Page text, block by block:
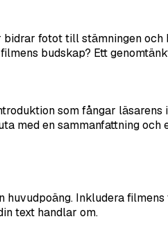
fotot till stämningen
budskap? Ett
som fångar
med en sammanfattning
Inkludera
text handlar om.